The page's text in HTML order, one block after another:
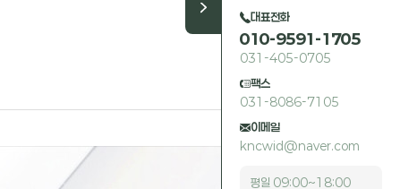
대표전화
010-9591-1705
031-405-0705
팩스
031-8086-7105
이메일
kncwid@naver.com
평일 09:00~18:00